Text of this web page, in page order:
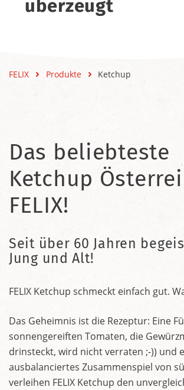
überzeugt
FELIX Produkte Ketchup
Das beliebteste
Ketchup
FELIX!
Seit über 60 Jahren
Jung und Alt!
FELIX Ketchup schmeckt einfach gut.
Das Geheimnis ist die Rezeptur: Eine
sonnengereiften Tomaten, die
drinsteckt, wird nicht verraten ;-)) und
ausbalanciertes Zusammenspiel von
verleihen FELIX Ketchup den